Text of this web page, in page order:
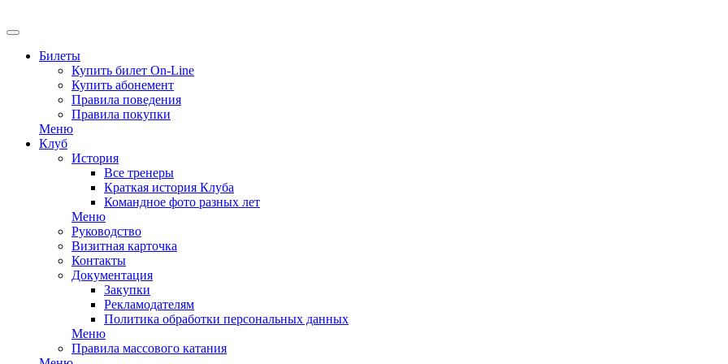
Билеты
Купить билет On-Line
Купить абонемент
Правила поведения
Правила покупки
Меню
Клуб
История
Все тренеры
Краткая история Клуба
Командное фото разных лет
Меню
Руководство
Визитная карточка
Контакты
Документация
Закупки
Рекламодателям
Политика обработки персональных данных
Меню
Правила массового катания